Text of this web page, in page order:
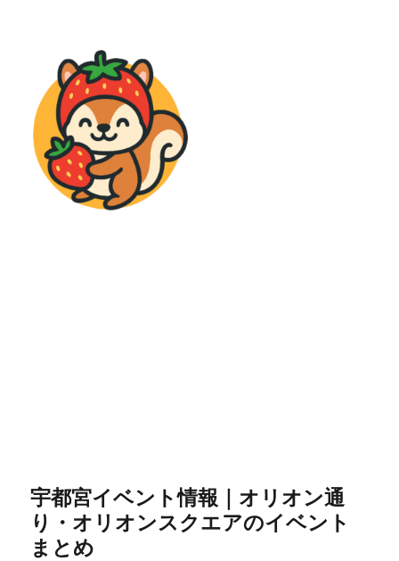
宇都宮イベント情報｜オリオン通
り・オリオンスクエアのイベント
まとめ